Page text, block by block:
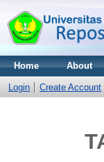
Home About
Login Create Account